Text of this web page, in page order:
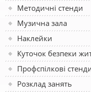
Методичні стенди
Музична зала
Наклейки
Куточок безпеки
Профспілкові
Розклад занять